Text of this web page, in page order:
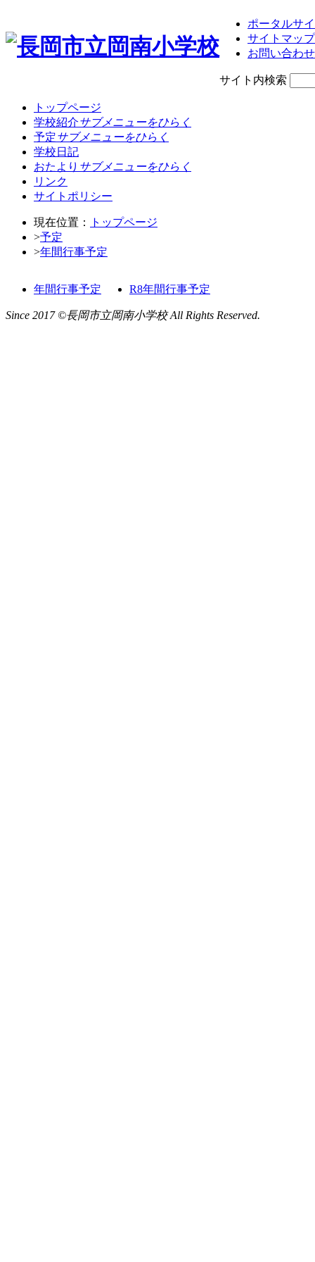
ポータルサ
サイトマップ
お問い合わせ
サイト内検索
トップページ
学校紹介サブメニューをひらく
予定サブメニューをひらく
学校日記
おたより サブメニューをひらく
リンク
サイトポリシー
現在位置：
トップページ
>予定
>年間行事予定
年間行事予定 R8年間行事予定
Since 2017 ©長岡市立岡南小学校 All Rights Reserved.